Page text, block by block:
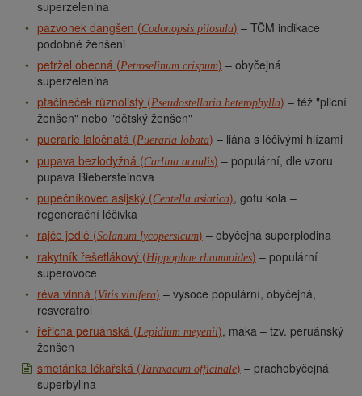
superzelenina
pazvonek dangšen (Codonopsis pilosula) – TČM indikace
podobné ženšeni
petržel obecná (Petroselinum crispum) – obyčejná
superzelenina
ptačineček různolistý (Pseudostellaria heterophylla) – též "plicní
ženšen" nebo "dětský ženšen"
puerarie laločnatá (Pueraria lobata) – liána s léčivými hlízami
pupava bezlodyžná (Carlina acaulis) – populární, dle vzoru
pupava Biebersteinova
pupečníkovec asijský (Centella asiatica), gotu kola –
regenerační léčivka
rajče jedlé (Solanum lycopersicum) – obyčejná superplodina
rakytník řešetlákový (Hippophae rhamnoides) – populární
superovoce
réva vinná (Vitis vinifera) – vysoce populární, obyčejná,
resveratrol
řeřicha peruánská (Lepidium meyenii), maka – tzv. peruánský
ženšen
smetánka lékařská (Taraxacum officinale) – prachobyčejná
superbylina